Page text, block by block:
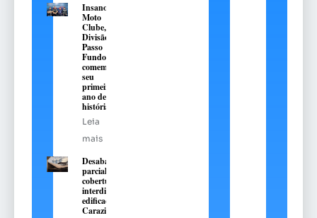
Insanos
Moto
Clube,
Divisão
Passo
Fundo,
comemora
seu
primeiro
ano de
história
Leia
mais
Desabamento
parcial de
cobertura
interdita
edificação em
Carazinho